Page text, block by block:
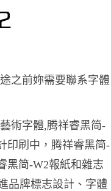
之前妳需要聯系字體
術字體,腾祥睿黑简-
印刷中，腾祥睿黑简-
黑简-W2報紙和雜志
品牌標志設計、字體